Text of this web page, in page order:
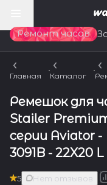
Ремонт часов
Главная Каталог
Ремешок для
Stailer
серии Aviator -
3091B - 22X20 L
5
Нет отзывов